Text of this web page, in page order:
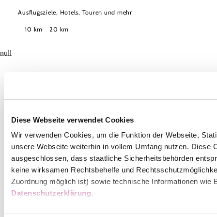
Diese Webseite verwendet Cookies
Wir verwenden Cookies, um die Funktion der Webseite,
unsere Webseite weiterhin in vollem Umfang nutzen.
ausgeschlossen, dass staatliche Sicherheitsbehörden
keine wirksamen Rechtsbehelfe und
Zuordnung möglich ist) sowie technische Informationen
Datenschutzerklärung.
Ausflugsziele, Hotels, Touren und mehr
Suchradius
10 km 20 km
null
Wienerwald Tourismus GmbH
office@wienerwald.info
Wienerwald Newsletter
Impressum DatenschutzHaftungsausschluss